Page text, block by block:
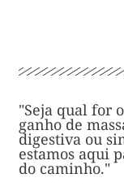
"Seja qual for
ganho de
digestiva ou
estamos aqui
do caminho."